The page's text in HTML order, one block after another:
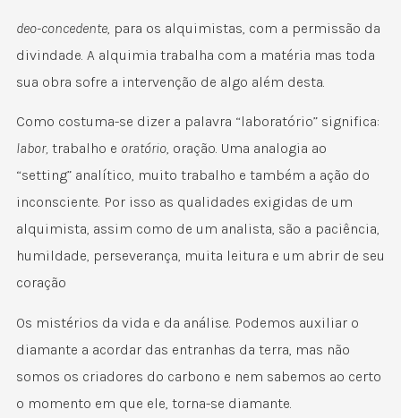
deo-concedente, para os alquimistas, com a permissão da
divindade. A alquimia trabalha com a matéria mas toda
sua obra sofre a intervenção de algo além desta.
Como costuma-se dizer a palavra “laboratório” significa:
labor, trabalho e oratório, oração. Uma analogia ao
“setting” analítico, muito trabalho e também a ação do
inconsciente. Por isso as qualidades exigidas de um
alquimista, assim como de um analista, são a paciência,
humildade, perseverança, muita leitura e um abrir de seu
coração
Os mistérios da vida e da análise. Podemos auxiliar o
diamante a acordar das entranhas da terra, mas não
somos os criadores do carbono e nem sabemos ao certo
o momento em que ele, torna-se diamante.